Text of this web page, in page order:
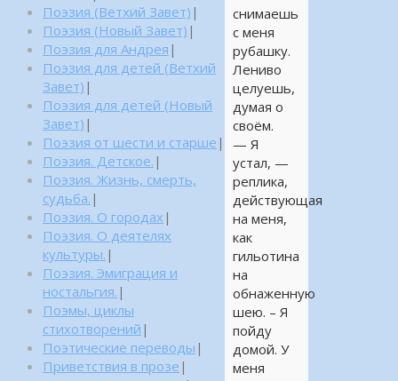
снимаешь
с меня
рубашку.
Лениво
целуешь,
думая о
своём.
— Я
устал, —
реплика,
действующая
на меня,
как
гильотина
на
обнаженную
шею. – Я
пойду
домой. У
меня
Поэзия (Ветхий Завет) |
Поэзия (Новый Завет) |
Поэзия для Андрея |
Поэзия для детей (Ветхий
Завет) |
Поэзия для детей (Новый
Завет) |
Поэзия от шести и старше |
Поэзия. Детское. |
Поэзия. Жизнь, смерть,
судьба. |
Поэзия. О городах |
Поэзия. О деятелях
культуры. |
Поэзия. Эмиграция и
ностальгия. |
Поэмы, циклы
стихотворений |
Поэтические переводы |
Приветствия в прозе |